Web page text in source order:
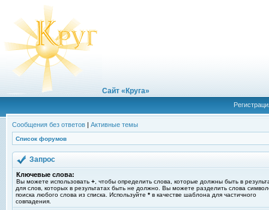
Сайт «Круга»
Сообщения без ответов | Активные темы
Список форумов
Запрос
Ключевые слова:
Вы можете использовать + , чтобы определить слова, которые должны быть в
для слов, которых в результатах быть не должно. Вы можете разделить слова
поиска любого слова из списка. Используйте * в качестве шаблона для частичного
совпадения.